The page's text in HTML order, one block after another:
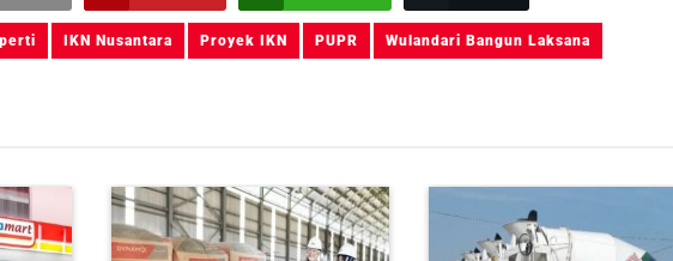
IKN Nusantara Proyek IKN PUPR Wulandari Bangun Laksana